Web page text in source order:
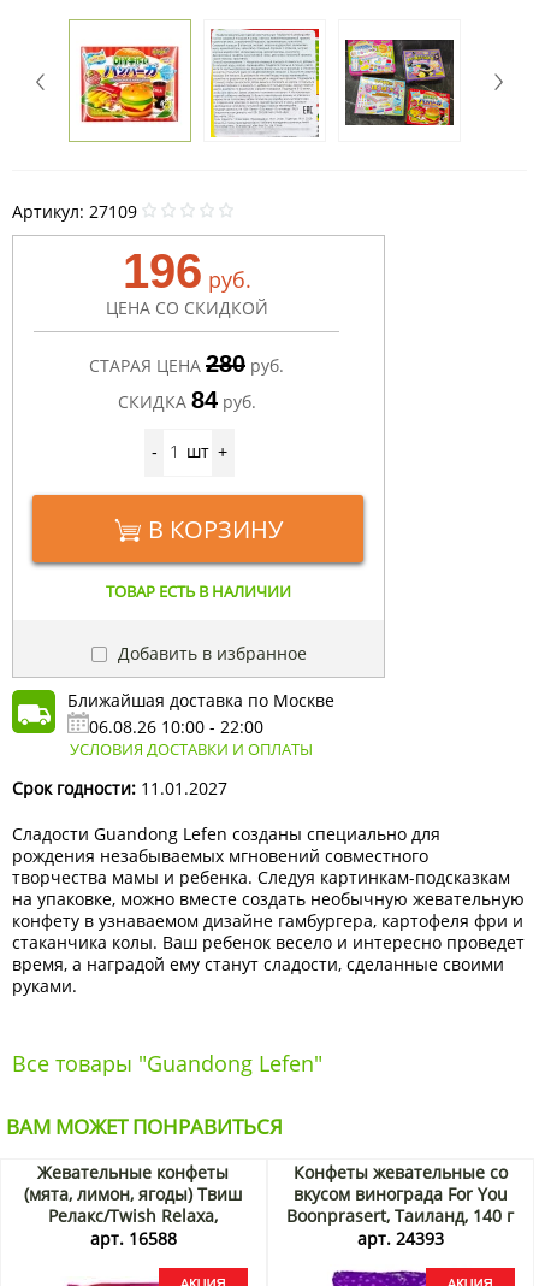
Артикул: 27109
196 руб.
ЦЕНА СО СКИДКОЙ
СТАРАЯ ЦЕНА 280 руб.
СКИДКА 84 руб.
- шт +
В КОРЗИНУ
ТОВАР ЕСТЬ В НАЛИЧИИ
Добавить в избранное
Ближайшая доставка по Москве
06.08.26 10:00 - 22:00
УСЛОВИЯ ДОСТАВКИ И ОПЛАТЫ
Срок годности: 11.01.2027
Сладости Guandong Lefen созданы специально для
рождения незабываемых мгновений совместного
творчества мамы и ребенка. Следуя картинкам-подсказкам
на упаковке, можно вместе создать необычную жевательную
конфету в узнаваемом дизайне гамбургера, картофеля фри и
стаканчика колы. Ваш ребенок весело и интересно проведет
время, а наградой ему станут сладости, сделанные своими
руками.
Все товары "Guandong Lefen"
ВАМ МОЖЕТ ПОНРАВИТЬСЯ
Жевательные конфеты
(мята, лимон, ягоды) Твиш
Релакс/Twish Relaxa,
Индонезия, 126 г Акция
арт. 16588
Конфеты жевательные со
вкусом винограда For You
Boonprasert, Таиланд, 140 г
Акция
арт. 24393